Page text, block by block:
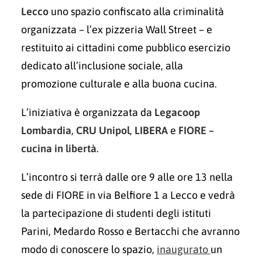
Lecco uno spazio confiscato alla criminalità
organizzata – l’ex pizzeria Wall Street – e
restituito ai cittadini come pubblico esercizio
dedicato all’inclusione sociale, alla
promozione culturale e alla buona cucina.
L’iniziativa è organizzata da Legacoop
Lombardia, CRU Unipol, LIBERA e FIORE –
cucina in libertà.
L’incontro si terrà dalle ore 9 alle ore 13 nella
sede di FIORE in via Belfiore 1 a Lecco e vedrà
la partecipazione di studenti degli istituti
Parini, Medardo Rosso e Bertacchi che avranno
modo di conoscere lo spazio, inaugurato un